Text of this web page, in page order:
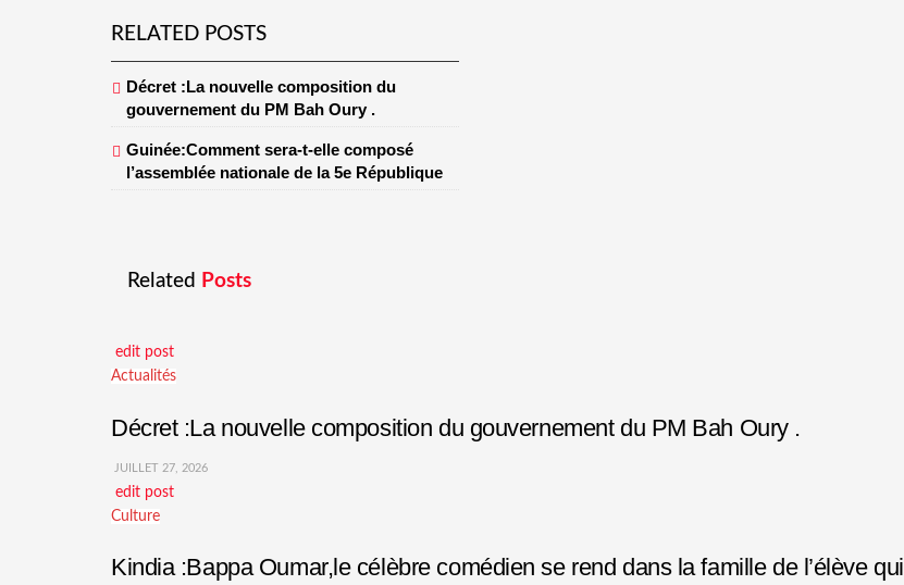
RELATED POSTS
Décret :La nouvelle composition du
gouvernement du PM Bah Oury .
Guinée:Comment sera-t-elle composé
l’assemblée nationale de la 5e République
Related Posts
edit post
Actualités
Décret :La nouvelle composition du gouvernement du PM Bah Oury .
JUILLET 27, 2026
edit post
Culture
Kindia :Bappa Oumar,le célèbre comédien se rend dans la famille de l’élève qui